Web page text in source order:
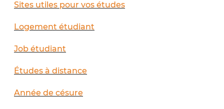
Sites utiles pour vos études
Logement étudiant
Job étudiant
Études à distance
Année de césure